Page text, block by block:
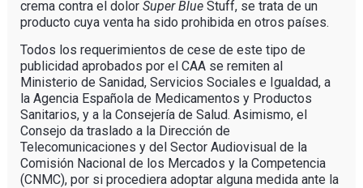
crema contra el dolor Super Blue Stuff, se trata de un
producto cuya venta ha sido prohibida en otros países.
Todos los requerimientos de cese de este tipo de
publicidad aprobados por el CAA se remiten al
Ministerio de Sanidad, Servicios Sociales e Igualdad, a
la Agencia Española de Medicamentos y Productos
Sanitarios, y a la Consejería de Salud. Asimismo, el
Consejo da traslado a la Dirección de
Telecomunicaciones y del Sector Audiovisual de la
Comisión Nacional de los Mercados y la Competencia
(CNMC), por si procediera adoptar alguna medida ante la